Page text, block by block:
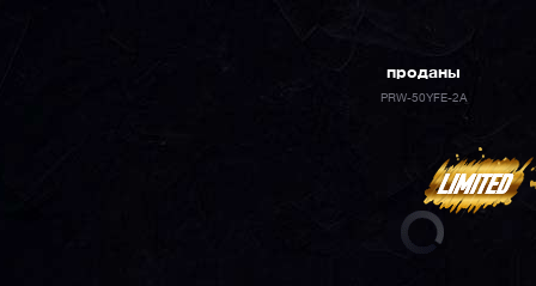
проданы
PRW-50YFE-2A